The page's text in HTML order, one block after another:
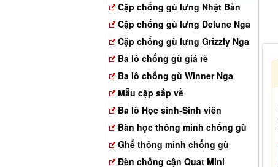
Cặp chống gù lưng Nhật Bản
Cặp chống gù lưng Delune Nga
Cặp chống gù lưng Grizzly Nga
Ba lô chống gù giá rẻ
Ba lô chống gù Winner Nga
Mẫu cặp sắp về
Ba lô Học sinh-Sinh viên
Bàn học thông minh chống gù
Ghế thông minh chống gù
Đèn chống cận Quat Mini